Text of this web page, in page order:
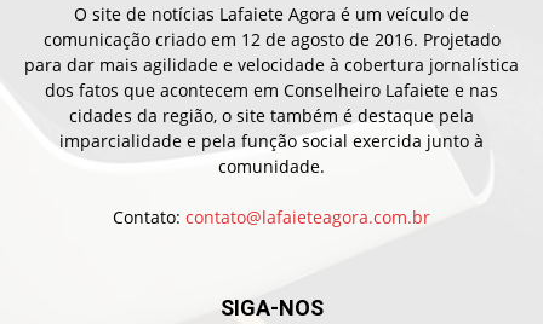
O site de notícias Lafaiete Agora é um veículo de
comunicação criado em 12 de agosto de 2016. Projetado
para dar mais agilidade e velocidade à cobertura jornalística
dos fatos que acontecem em Conselheiro Lafaiete e nas
cidades da região, o site também é destaque pela
imparcialidade e pela função social exercida junto à
comunidade.
Contato: contato@lafaieteagora.com.br
SIGA-NOS